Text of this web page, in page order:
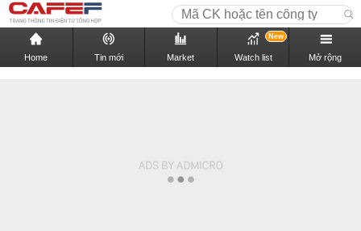
Home Tin mới Market Watch list
New
Mở rộng